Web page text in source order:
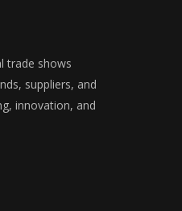
trade shows
suppliers, and
innovation, and